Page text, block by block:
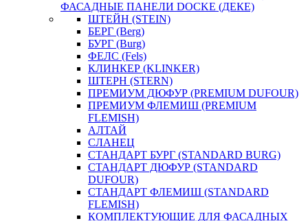
ФАСАДНЫЕ ПАНЕЛИ DOCKE (ДЕКЕ)
ШТЕЙН (STEIN)
БЕРГ (Berg)
БУРГ (Burg)
ФЕЛС (Fels)
КЛИНКЕР (KLINKER)
ШТЕРН (STERN)
ПРЕМИУМ ДЮФУР (PREMIUM DUFOUR)
ПРЕМИУМ ФЛЕМИШ (PREMIUM
FLEMISH)
АЛТАЙ
СЛАНЕЦ
СТАНДАРТ БУРГ (STANDARD BURG)
СТАНДАРТ ДЮФУР (STANDARD
DUFOUR)
СТАНДАРТ ФЛЕМИШ (STANDARD
FLEMISH)
КОМПЛЕКТУЮЩИЕ ДЛЯ ФАСАДНЫХ